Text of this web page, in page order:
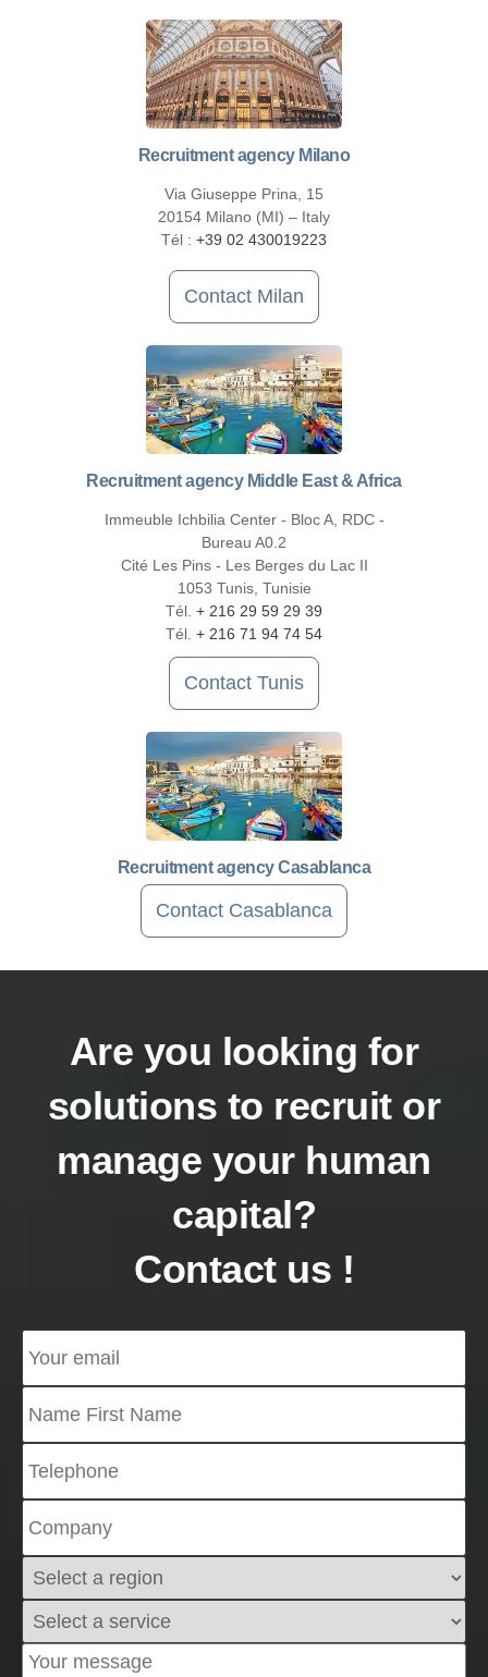
Recruitment agency Milano
Via Giuseppe Prina, 15
20154 Milano (MI) – Italy
Tél : +39 02 430019223
Contact Milan
Recruitment agency Middle East & Africa
Immeuble Ichbilia Center - Bloc A, RDC -
Bureau A0.2
Cité Les Pins - Les Berges du Lac II
1053 Tunis, Tunisie
Tél. + 216 29 59 29 39
Tél. + 216 71 94 74 54
Contact Tunis
Recruitment agency Casablanca
Contact Casablanca
Are you looking for
solutions to recruit or
manage your human
capital?
Contact us !